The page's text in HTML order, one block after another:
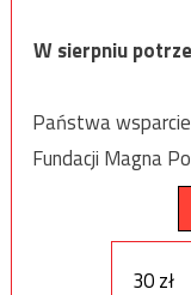
W sierpniu
Państwa
Fundacji Magna
30 zł